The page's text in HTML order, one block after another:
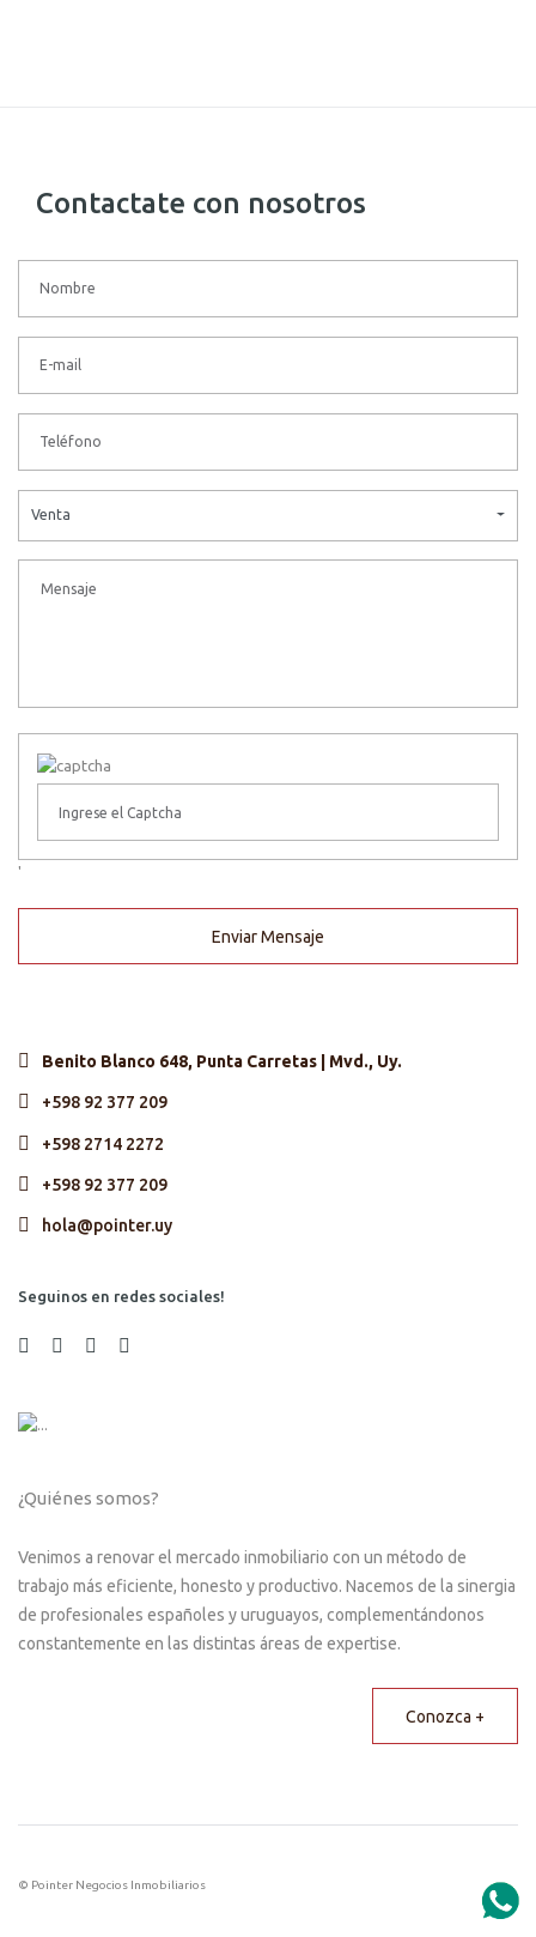
Contactate con nosotros
Venta
'
Enviar Mensaje
Benito Blanco 648, Punta Carretas | Mvd., Uy.
+598 92 377 209
+598 2714 2272
+598 92 377 209
hola@pointer.uy
Seguinos en redes sociales!
¿Quiénes somos?
Venimos a renovar el mercado inmobiliario con un método de
trabajo más eficiente, honesto y productivo. Nacemos de la sinergia
de profesionales españoles y uruguayos, complementándonos
constantemente en las distintas áreas de expertise.
Conozca +
© Pointer Negocios Inmobiliarios